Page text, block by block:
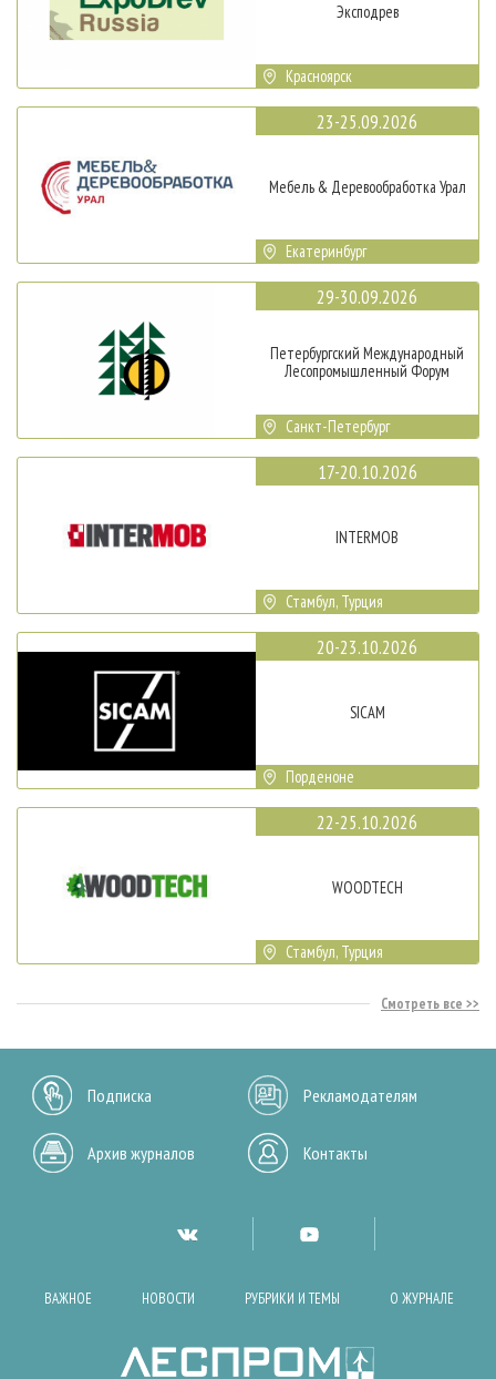
Эксподрев
Красноярск
23-25.09.2026
Мебель & Деревообработка Урал
Екатеринбург
29-30.09.2026
Петербургский Международный
Лесопромышленный Форум
Санкт-Петербург
17-20.10.2026
INTERMOB
Стамбул, Турция
20-23.10.2026
SICAM
Порденоне
22-25.10.2026
WOODTECH
Стамбул, Турция
Смотреть все
Подписка Рекламодателям
Архив журналов Контакты
ВАЖНОЕ НОВОСТИ РУБРИКИ И ТЕМЫ О ЖУРНАЛЕ